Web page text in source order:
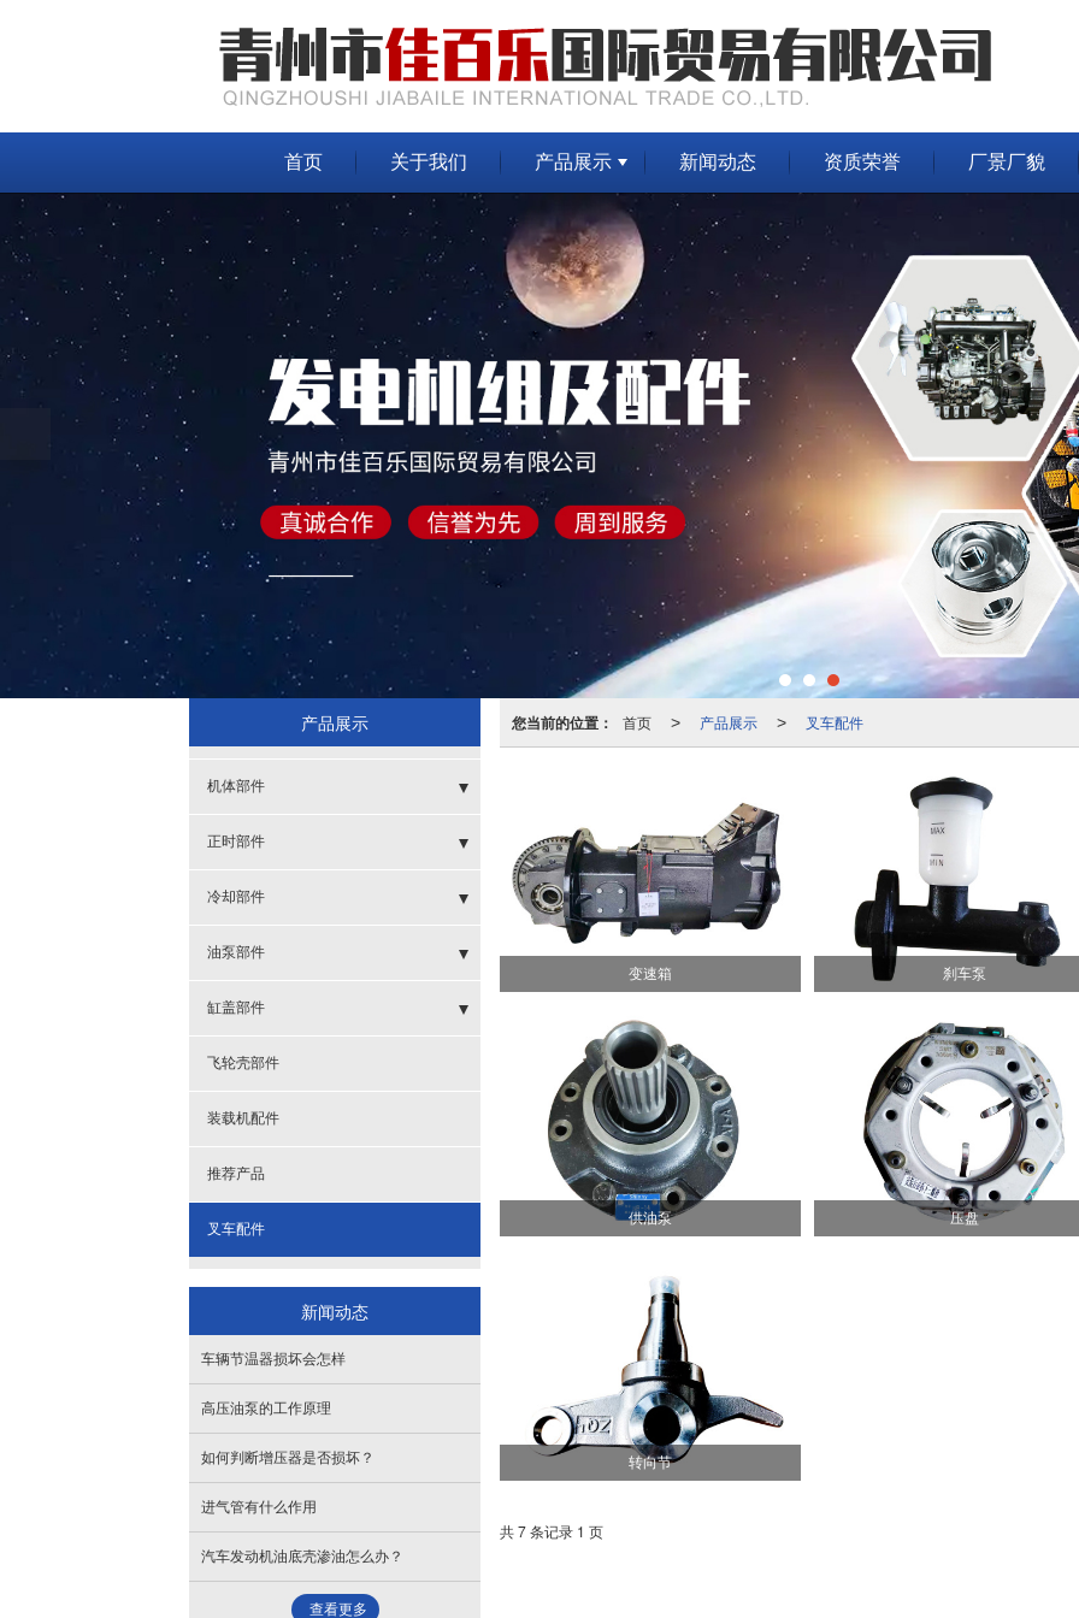
首页 关于我们 产品展示 新闻动态 资质荣誉 厂景厂貌
您当前的位置： 首页 > 产品展示 > 叉车配件
变速箱 刹车泵
供油泵 压盘
转向节
共 7 条记录 1 页
产品展示
机体部件
- SPT
- 缸套
- 呼吸器
- 活塞
- 活塞环
- 机体
- 滤杯
- 曲轴皮带轮
- 油底壳
正时部件
- 齿轮
- 齿轮室及盖
- 涨紧轮
冷却部件
- 风扇叶
- 节温器
- 节温器座盖
- 水泵
油泵部件
- 高压油泵
- 管子
- 提前器
缸盖部件
- 发电机起动机
- 发电机支架调节架
- 缸盖
- 进气管
- 摇臂总成
- 油封
飞轮壳部件
装载机配件
推荐产品
叉车配件
新闻动态
车辆节温器损坏会怎样
高压油泵的工作原理
如何判断增压器是否损坏？
进气管有什么作用
汽车发动机油底壳渗油怎么办？
查看更多